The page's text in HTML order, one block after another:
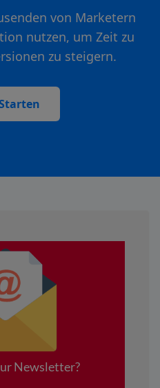
von Marketern
nutzen, um Zeit zu
zu steigern.